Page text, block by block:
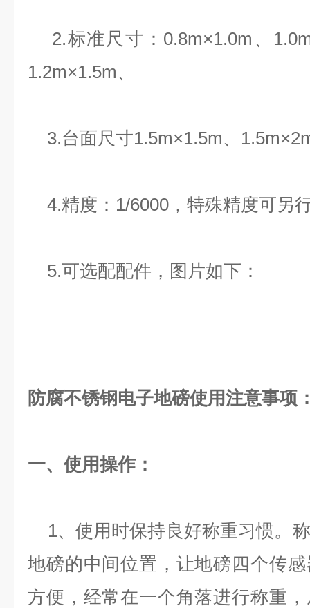
2.标准尺寸：0.8m×1.0m、
1.2m×1.5m、
3.台面尺寸1.5m×1.5m、
4.精度：1/6000，特殊精度可另
5.可选配配件，图片如下：
防腐不锈钢电子地磅使用注意事项
一、使用操作：
1、使用时保持良好称重习惯。
地磅的中间位置，让地磅四个传
方便，经常在一个角落进行称重